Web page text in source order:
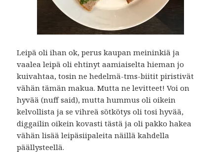
Leipä oli ihan ok, perus kaupan meininkiä ja
vaalea leipä oli ehtinyt aamiaiselta hieman jo
kuivahtaa, tosin ne hedelmä-tms-biitit piristivät
vähän tämän makua. Mutta ne levitteet! Voi on
hyvää (nuff said), mutta hummus oli oikein
kelvollista ja se vihreä sötkötys oli tosi hyvää,
diggailin oikein kovasti tästä ja oli pakko hakea
vähän lisää leipäsiipaleita näillä kahdella
päällysteellä.